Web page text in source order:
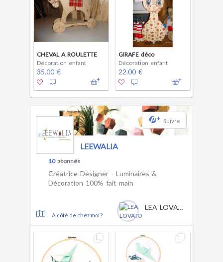
CHEVAL A ROULETTE
Décoration enfant
35.00 €
GIRAFE déco
Décoration enfant
22.00 €
+ Suivre
LEEWALIA
10abonnés
Créatrice Designer - Luminaires &
Décoration 100% fait main
A côté de chez moi ?
LEA LOVATO